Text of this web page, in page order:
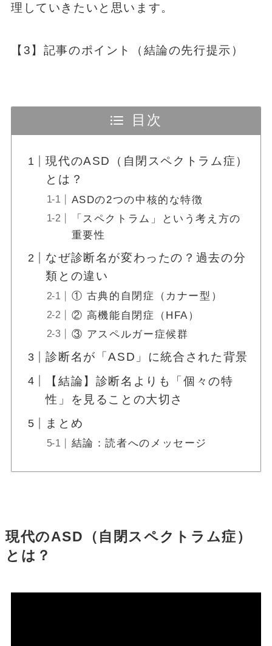
理していきたいと思います。
【3】記事のポイント（結論の先行提示）
目次
現代のASD（自閉スペクトラム症）
とは？
ASDの2つの中核的な特徴
「スペクトラム」という考え方の
重要性
なぜ診断名が変わったの？過去の分
類との違い
① 古典的自閉症（カナー型）
② 高機能自閉症（HFA）
③ アスペルガー症候群
診断名が「ASD」に統合された背景
【結論】診断名よりも「個々の特
性」を見ることの大切さ
まとめ
結論：読者へのメッセージ
現代のASD（自閉スペクトラム症）
とは？